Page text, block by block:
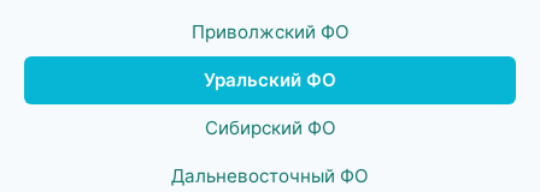
Приволжский ФО
Уральский ФО
Сибирский ФО
Дальневосточный ФО